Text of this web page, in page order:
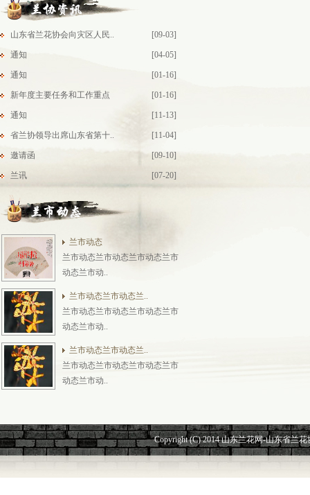
[09-03]
山东省兰花协会向灾区人民..
[04-05]
通知
[01-16]
通知
[01-16]
新年度主要任务和工作重点
[11-13]
通知
[11-04]
省兰协领导出席山东省第十..
[09-10]
邀请函
[07-20]
兰讯
兰市动态
兰市动态兰市动态兰市动态兰市
动态兰市动..
兰市动态兰市动态兰..
兰市动态兰市动态兰市动态兰市
动态兰市动..
兰市动态兰市动态兰..
兰市动态兰市动态兰市动态兰市
动态兰市动..
Copyright (C) 2014 山东兰花网-山东省兰